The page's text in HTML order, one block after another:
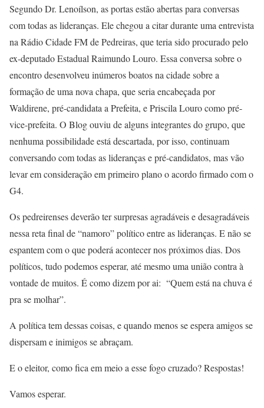
Segundo Dr. Lenoílson, as portas estão abertas para conversas
com todas as lideranças. Ele chegou a citar durante uma entrevista
na Rádio Cidade FM de Pedreiras, que teria sido procurado pelo
ex-deputado Estadual Raimundo Louro. Essa conversa sobre o
encontro desenvolveu inúmeros boatos na cidade sobre a
formação de uma nova chapa, que seria encabeçada por
Waldirene, pré-candidata a Prefeita, e Priscila Louro como pré-
vice-prefeita. O Blog ouviu de alguns integrantes do grupo, que
nenhuma possibilidade está descartada, por isso, continuam
conversando com todas as lideranças e pré-candidatos, mas vão
levar em consideração em primeiro plano o acordo firmado com o
G4.
Os pedreirenses deverão ter surpresas agradáveis e desagradáveis
nessa reta final de “namoro” político entre as lideranças. E não se
espantem com o que poderá acontecer nos próximos dias. Dos
políticos, tudo podemos esperar, até mesmo uma união contra à
vontade de muitos. É como dizem por ai: “Quem está na chuva é
pra se molhar”.
A política tem dessas coisas, e quando menos se espera amigos se
dispersam e inimigos se abraçam.
E o eleitor, como fica em meio a esse fogo cruzado? Respostas!
Vamos esperar.